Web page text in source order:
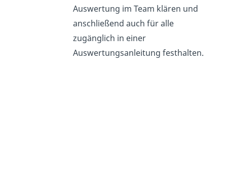
Auswertung im Team klären und
anschließend auch für alle
zugänglich in einer
Auswertungsanleitung festhalten.